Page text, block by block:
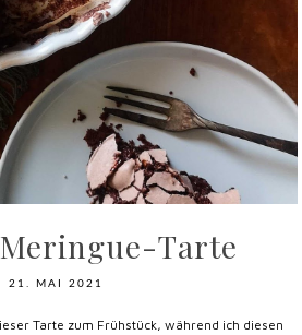
Tarte
21. MAI 2021
Tarte zum Frühstück, während ich diesen